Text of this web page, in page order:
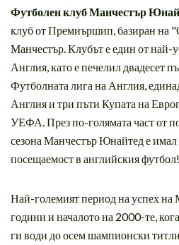
Футболен клуб Манчестър
клуб от Премиършип, базиран на
Манчестър. Клубът е един от най-
Англия, като е печелил двадесет
Футболната лига на Англия,
Англия и три пъти Купата на
УЕФА. През по-голямата част от
сезона Манчестър Юнайтед е имал
посещаемост в английския футбол!
Най-големият период на успех
години и началото на 2000-те,
ги води до осем шампионски титли